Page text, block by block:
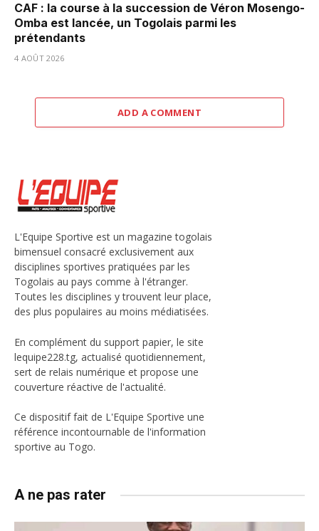
CAF : la course à la succession de Véron Mosengo-
Omba est lancée, un Togolais parmi les
prétendants
4 AOÛT 2026
ADD A COMMENT
L'Equipe Sportive est un magazine togolais
bimensuel consacré exclusivement aux
disciplines sportives pratiquées par les
Togolais au pays comme à l'étranger.
Toutes les disciplines y trouvent leur place,
des plus populaires au moins médiatisées.
En complément du support papier, le site
lequipe228.tg, actualisé quotidiennement,
sert de relais numérique et propose une
couverture réactive de l'actualité.
Ce dispositif fait de L'Equipe Sportive une
référence incontournable de l'information
sportive au Togo.
A ne pas rater